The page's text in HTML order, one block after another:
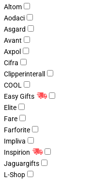
Altom
Aodaci
Asgard
Avant
Axpol
Cifra
Clipperinterall
COOL
Easy Gifts
Elite
Fare
Farforite
Impliva
Inspirion
Jaguargifts
L-Shop